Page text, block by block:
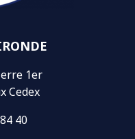
1er
Cedex
40